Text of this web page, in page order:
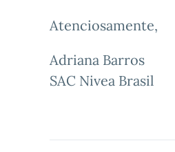
Atenciosamente,
Adriana Barros
SAC Nivea Brasil